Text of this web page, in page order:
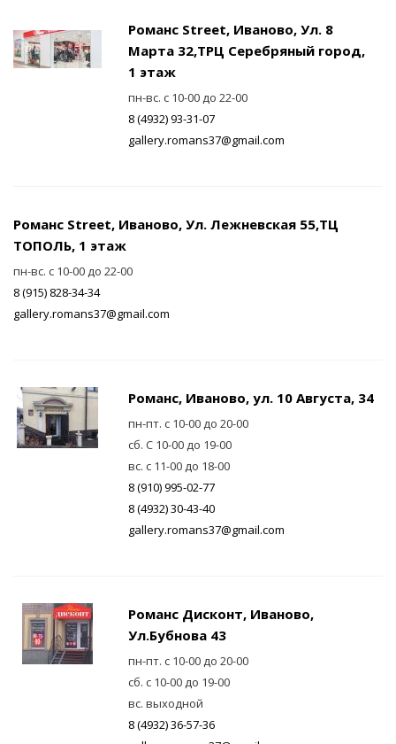
Романс Street, Иваново, Ул. 8
Марта 32,ТРЦ Серебряный город,
1 этаж
пн-вс. с 10-00 до 22-00
8 (4932) 93-31-07
gallery.romans37@gmail.com
Романс Street, Иваново, Ул. Лежневская 55,ТЦ
ТОПОЛЬ, 1 этаж
пн-вс. с 10-00 до 22-00
8 (915) 828-34-34
gallery.romans37@gmail.com
Романс, Иваново, ул. 10 Августа, 34
пн-пт. с 10-00 до 20-00
сб. С 10-00 до 19-00
вс. с 11-00 до 18-00
8 (910) 995-02-77
8 (4932) 30-43-40
gallery.romans37@gmail.com
Романс Дисконт, Иваново,
Ул.Бубнова 43
пн-пт. с 10-00 до 20-00
сб. с 10-00 до 19-00
вс. выходной
8 (4932) 36-57-36